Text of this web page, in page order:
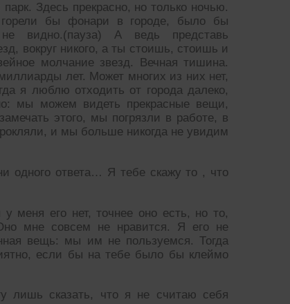
Здесь прекрасно, но только ночью.
бы фонари в городе, было бы
видно.(пауза) А ведь представь
вокруг никого, а ты стоишь, стоишь и
молчание звезд. Вечная тишина.
лет. Может многих из них нет,
я люблю отходить от города далеко,
мы можем видеть прекрасные вещи,
этого, мы погрязли в работе, в
и мы больше никогда не увидим
одного ответа… Я тебе скажу то , что
меня его нет, точнее оно есть, но то,
мне совсем не нравится. Я его не
вещь: мы им не пользуемся. Тогда
если бы на тебе было бы клеймо
лишь сказать, что я не считаю себя